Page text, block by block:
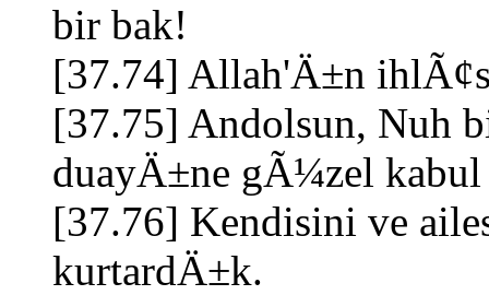
bir bak!
[37.74] Allah'Ä±n
[37.75] Andolsun, Nuh
duayÄ±ne gÃ¼zel
[37.76] Kendisini ve
kurtardÄ±k.